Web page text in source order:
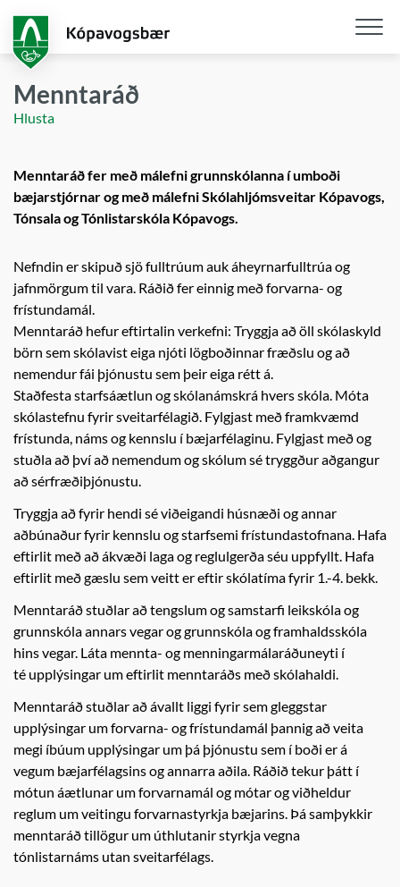
aðalefni
Menntaráð
Hlusta
Menntaráð fer með málefni grunnskólanna í umboði
bæjarstjórnar og með málefni Skólahljómsveitar Kópavogs,
Tónsala og Tónlistarskóla Kópavogs.
Nefndin er skipuð sjö fulltrúum auk áheyrnarfulltrúa og
jafnmörgum til vara. Ráðið fer einnig með forvarna- og
frístundamál.
Menntaráð hefur eftirtalin verkefni: Tryggja að öll skólaskyld
börn sem skólavist eiga njóti lögboðinnar fræðslu og að
nemendur fái þjónustu sem þeir eiga rétt á.
Staðfesta starfsáætlun og skólanámskrá hvers skóla. Móta
skólastefnu fyrir sveitarfélagið. Fylgjast með framkvæmd
frístunda, náms og kennslu í bæjarfélaginu. Fylgjast með og
stuðla að því að nemendum og skólum sé tryggður aðgangur
að sérfræðiþjónustu.
Tryggja að fyrir hendi sé viðeigandi húsnæði og annar
aðbúnaður fyrir kennslu og starfsemi frístundastofnana. Hafa
eftirlit með að ákvæði laga og reglulgerða séu uppfyllt. Hafa
eftirlit með gæslu sem veitt er eftir skólatíma fyrir 1.-4. bekk.
Menntaráð stuðlar að tengslum og samstarfi leikskóla og
grunnskóla annars vegar og grunnskóla og framhaldsskóla
hins vegar. Láta mennta- og menningarmálaráðuneyti í
té upplýsingar um eftirlit menntaráðs með skólahaldi.
Menntaráð stuðlar að ávallt liggi fyrir sem gleggstar
upplýsingar um forvarna- og frístundamál þannig að veita
megi íbúum upplýsingar um þá þjónustu sem í boði er á
vegum bæjarfélagsins og annarra aðila. Ráðið tekur þátt í
mótun áætlunar um forvarnamál og mótar og viðheldur
reglum um veitingu forvarnastyrkja bæjarins. Þá samþykkir
menntaráð tillögur um úthlutanir styrkja vegna
tónlistarnáms utan sveitarfélags.
Opna